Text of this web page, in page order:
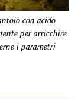
con acido
per arricchire
i parametri